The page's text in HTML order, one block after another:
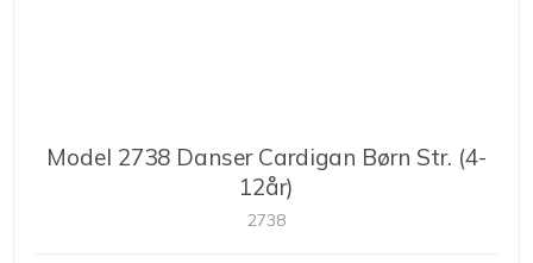
Model 2738 Danser Cardigan Børn Str. (4-
12år)
2738